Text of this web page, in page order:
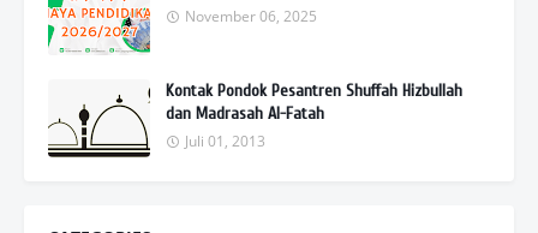
November 06, 2025
Kontak Pondok Pesantren Shuffah Hizbullah
dan Madrasah Al-Fatah
Juli 01, 2013